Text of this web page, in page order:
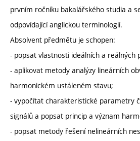
prvním ročníku bakalářského studia a
odpovídající anglickou terminologií.
Absolvent předmětu je schopen:
- popsat vlastnosti ideálních a reálných
- aplikovat metody analýzy lineárních
harmonickém ustáleném stavu;
- vypočítat charakteristické parametry
signálů a popsat princip a význam
- popsat metody řešení nelineárních